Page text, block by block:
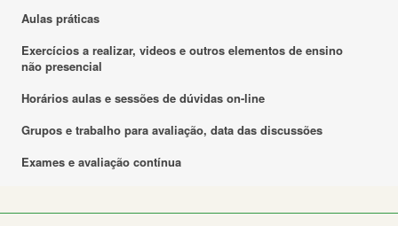
Aulas práticas
Exercícios a realizar, videos e outros elementos de ensino
não presencial
Horários aulas e sessões de dúvidas on-line
Grupos e trabalho para avaliação, data das discussões
Exames e avaliação contínua